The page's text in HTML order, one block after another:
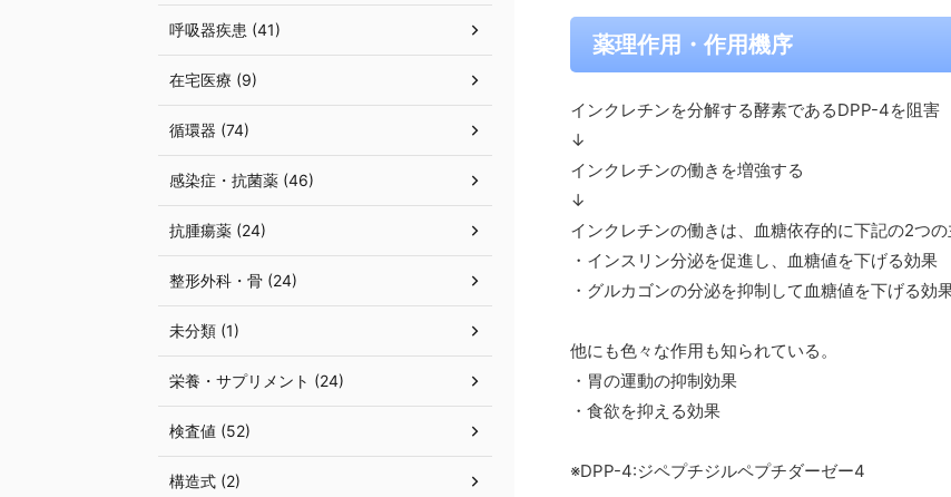
薬理作用・作用機序
インクレチンを分解する酵素であるDPP-4を阻害
↓
インクレチンの働きを増強する
↓
インクレチンの働きは、血糖依存的に下記の2つ
・インスリン分泌を促進し、血糖値を下げる効果
・グルカゴンの分泌を抑制して血糖値を下げる効
他にも色々な作用も知られている。
・胃の運動の抑制効果
・食欲を抑える効果
※DPP-4:ジペプチジルペプチダーゼー4
呼吸器疾患 (41)
在宅医療 (9)
循環器 (74)
感染症・抗菌薬 (46)
抗腫瘍薬 (24)
整形外科・骨 (24)
未分類 (1)
栄養・サプリメント (24)
検査値 (52)
構造式 (2)